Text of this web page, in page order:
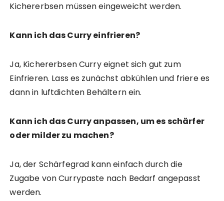
Kichererbsen müssen eingeweicht werden.
Kann ich das Curry einfrieren?
Ja, Kichererbsen Curry eignet sich gut zum
Einfrieren. Lass es zunächst abkühlen und friere es
dann in luftdichten Behältern ein.
Kann ich das Curry anpassen, um es schärfer
oder milder zu machen?
Ja, der Schärfegrad kann einfach durch die
Zugabe von Currypaste nach Bedarf angepasst
werden.